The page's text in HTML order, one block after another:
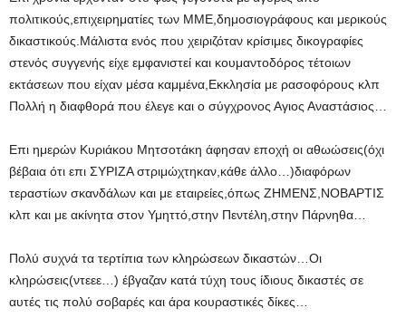
πολιτικούς,επιχειρηματίες των ΜΜΕ,δημοσιογράφους και μερικούς
δικαστικούς.Μάλιστα ενός που χειριζόταν κρίσιμες δικογραφίες
στενός συγγενής είχε εμφανιστεί και κουμαντοδόρος τέτοιων
εκτάσεων που είχαν μέσα καμμένα,Εκκλησία με ρασοφόρους κλπ
Πολλή η διαφθορά που έλεγε και ο σύγχρονος Αγιος Αναστάσιος…
Επι ημερών Κυριάκου Μητσοτάκη άφησαν εποχή οι αθωώσεις(όχι
βέβαια ότι επι ΣΥΡΙΖΑ στριμώχτηκαν,κάθε άλλο…)διαφόρων
τεραστίων σκανδάλων και με εταιρείες,όπως ΖΗΜΕΝΣ,ΝΟΒΑΡΤΙΣ
κλπ και με ακίνητα στον Υμηττό,στην Πεντέλη,στην Πάρνηθα…
Πολύ συχνά τα τερτίπια των κληρώσεων δικαστών…Οι
κληρώσεις(ντεεε…) έβγαζαν κατά τύχη τους ίδιους δικαστές σε
αυτές τις πολύ σοβαρές και άρα κουραστικές δίκες…